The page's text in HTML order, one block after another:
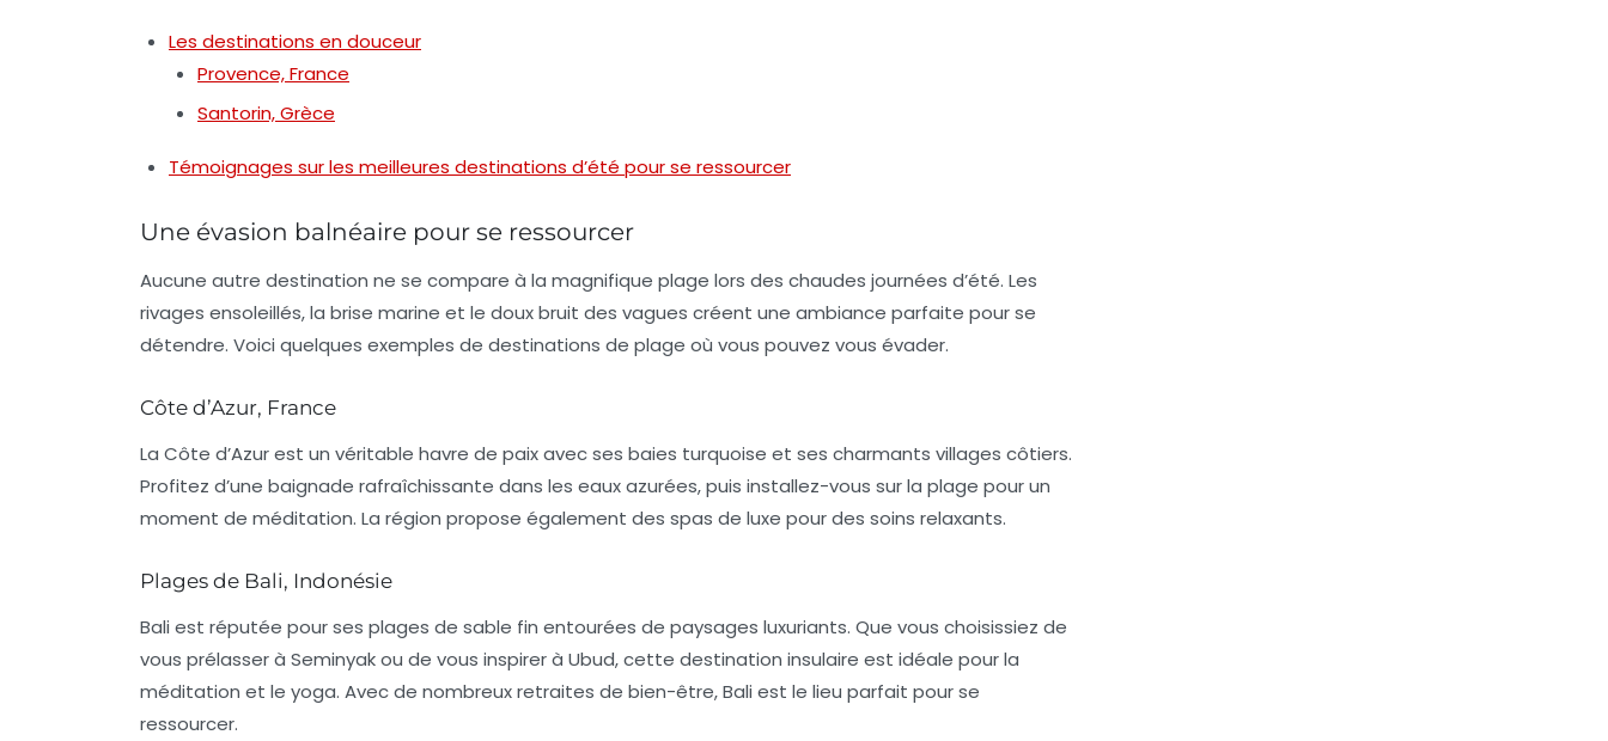
Les destinations en douceur
Provence, France
Santorin, Grèce
Témoignages sur les meilleures destinations d’été pour se ressourcer
Une évasion balnéaire pour se ressourcer
Aucune autre destination ne se compare à la magnifique plage lors des chaudes journées d’été. Les
rivages ensoleillés, la brise marine et le doux bruit des vagues créent une ambiance parfaite pour se
détendre. Voici quelques exemples de destinations de plage où vous pouvez vous évader.
Côte d’Azur, France
La Côte d’Azur est un véritable havre de paix avec ses baies turquoise et ses charmants villages côtiers.
Profitez d’une baignade rafraîchissante dans les eaux azurées, puis installez-vous sur la plage pour un
moment de méditation. La région propose également des spas de luxe pour des soins relaxants.
Plages de Bali, Indonésie
Bali est réputée pour ses plages de sable fin entourées de paysages luxuriants. Que vous choisissiez de
vous prélasser à Seminyak ou de vous inspirer à Ubud, cette destination insulaire est idéale pour la
méditation et le yoga. Avec de nombreux retraites de bien-être, Bali est le lieu parfait pourse
ressourcer.